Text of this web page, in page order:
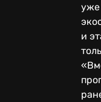
уже
и